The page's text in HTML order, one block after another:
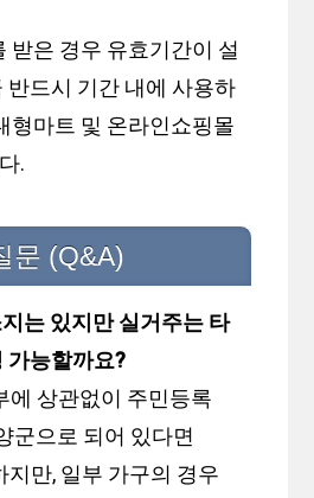
받은 경우 유효기간이 설
반드시 기간 내에 사용하
형마트 및 온라인쇼핑몰
.
문 (Q&A)
는 있지만 실거주는 타
가능할까요?
에 상관없이 주민등록
군으로 되어 있다면
지만, 일부 가구의 경우